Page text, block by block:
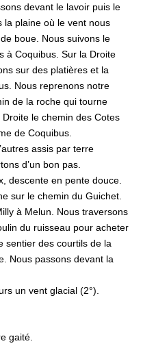
devant le lavoir puis le
la plaine où le vent nous
de boue. Nous suivons le
à Coquibus. Sur la Droite
sur des platières et la
Nous reprenons notre
de la roche qui tourne
le chemin des Cotes
de Coquibus.
assis par terre
d’un bon pas.
descente en pente douce.
sur le chemin du Guichet.
à Melun. Nous traversons
du ruisseau pour acheter
sentier des courtils de la
Nous passons devant la
un vent glacial (2°).
gaité.